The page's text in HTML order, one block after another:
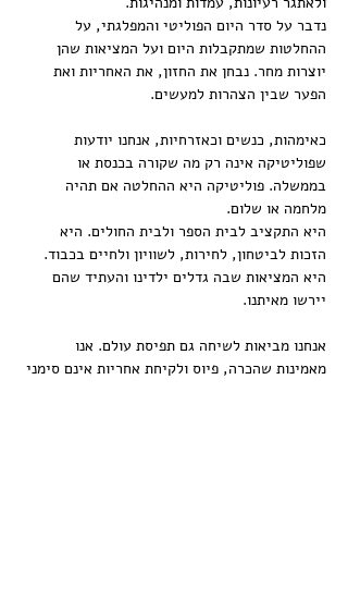
נדבר על סדר היום הפוליטי והמפלגתי, על
ההחלטות שמתקבלות היום ועל המציאות שהן
יוצרות מחר. נבחן את החזון, את האחריות ואת
הפער שבין הצהרות למעשים.
כאימהות, כנשים וכאזרחיות, אנחנו יודעות
שפוליטיקה אינה רק מה שקורה בכנסת או
בממשלה. פוליטיקה היא ההחלטה אם תהיה
מלחמה או שלום.
היא התקציב לבית הספר ולבית החולים. היא
הזכות לביטחון, לחירות, לשוויון ולחיים בכבוד.
היא המציאות שבה גדלים ילדינו והעתיד שהם
יירשו מאיתנו.
אנחנו מביאות לשיחה גם תפיסת עולם. אנו
מאמינות שהכרה, פיוס ולקיחת אחריות אינם סימני